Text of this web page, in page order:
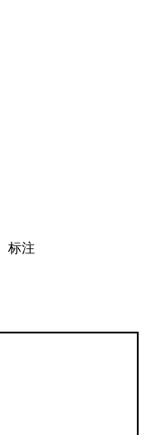
标注